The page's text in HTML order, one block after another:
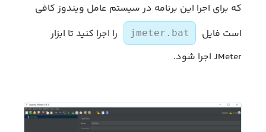
که برای اجرا این برنامه در سیستم عامل ویندوز کافی
است فایل
jmeter.bat
را اجرا کنید تا ابزار
JMeter اجرا شود.